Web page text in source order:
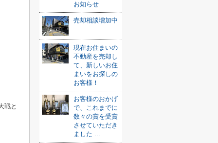
戦と
お知らせ
売却相談増加中
現在お住まいの
不動産を売却し
て、新しいお住
まいをお探しの
お客様！
お客様のおかげ
で、これまでに
数々の賞を受賞
させていただき
ました ...